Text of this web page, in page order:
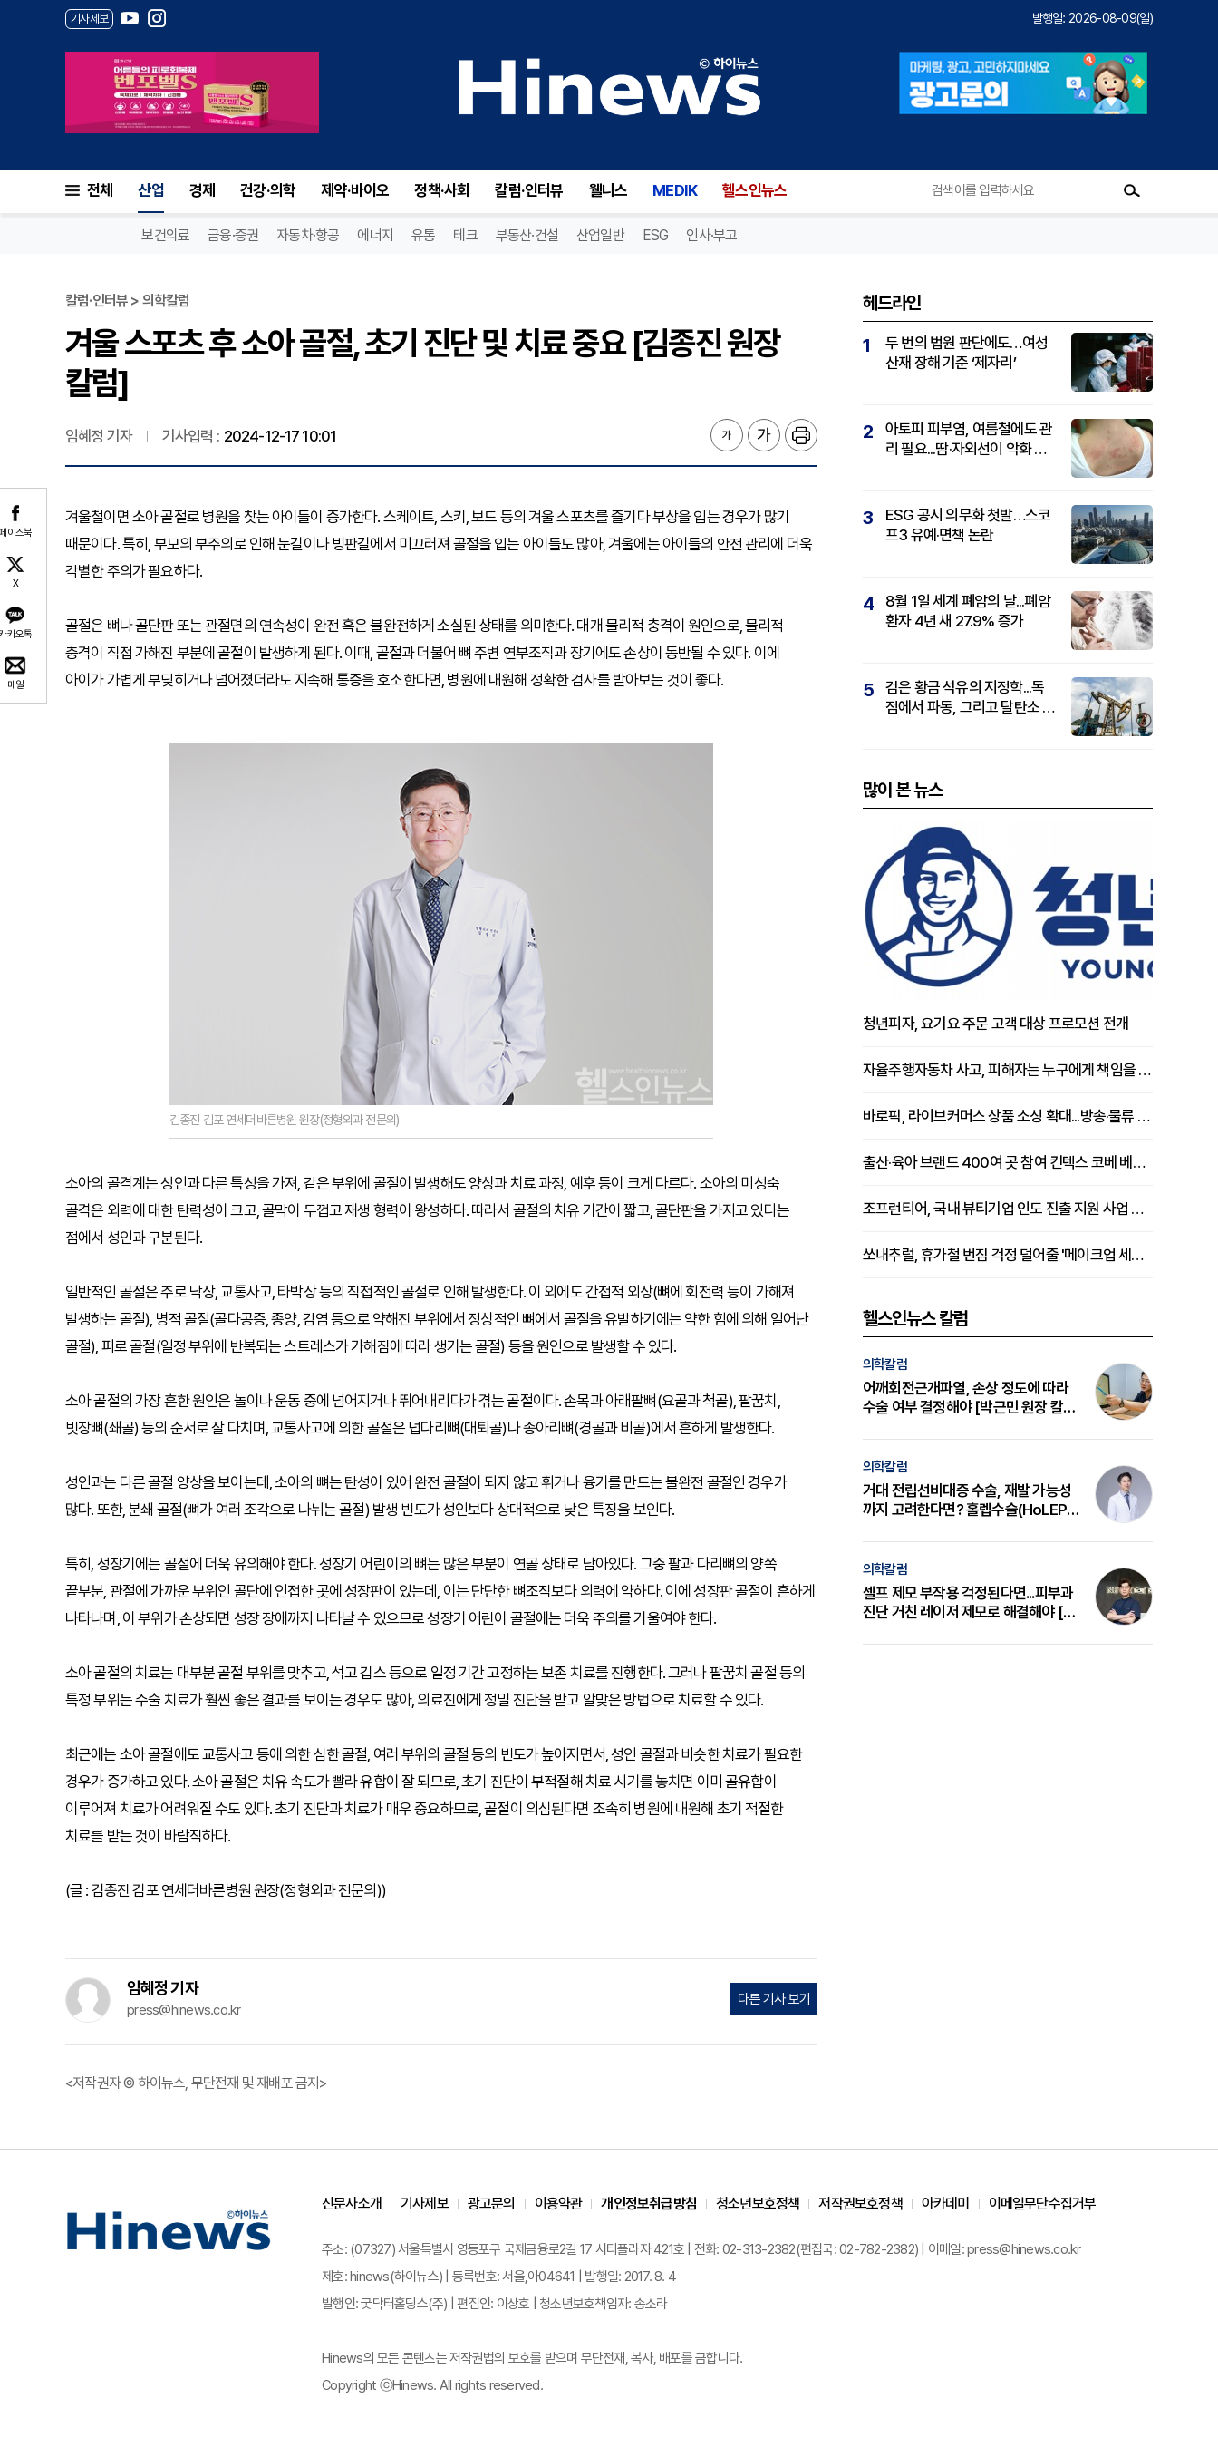
기사제보 발행일: 2026-08-09(일)
전체 산업 경제 건강·의학 제약·바이오 정책·사회 칼럼·인터뷰 웰니스 MEDIK 헬스인뉴스
보건의료 금융·증권 자동차·항공 에너지 유통 테크 부동산·건설 산업일반 ESG 인사·부고
이스북
X
카오톡
메일
칼럼·인터뷰 > 의학칼럼
겨울 스포츠 후 소아 골절, 초기 진단 및 치료 중요 [김종진 원장
칼럼]
임혜정 기자 기사입력 : 2024-12-17 10:01
겨울철이면 소아 골절로 병원을 찾는 아이들이 증가한다. 스케이트, 스키, 보드 등의 겨울 스포츠를 즐기다 부상을 입는 경우가 많기
때문이다. 특히, 부모의 부주의로 인해 눈길이나 빙판길에서 미끄러져 골절을 입는 아이들도 많아, 겨울에는 아이들의 안전 관리에 더욱
각별한 주의가 필요하다.
골절은 뼈나 골단판 또는 관절면의 연속성이 완전 혹은 불완전하게 소실된 상태를 의미한다. 대개 물리적 충격이 원인으로, 물리적
충격이 직접 가해진 부분에 골절이 발생하게 된다. 이때, 골절과 더불어 뼈 주변 연부조직과 장기에도 손상이 동반될 수 있다. 이에
아이가 가볍게 부딪히거나 넘어졌더라도 지속해 통증을 호소한다면, 병원에 내원해 정확한 검사를 받아보는 것이 좋다.
김종진 김포 연세더바른병원 원장(정형외과 전문의)
소아의 골격계는 성인과 다른 특성을 가져, 같은 부위에 골절이 발생해도 양상과 치료 과정, 예후 등이 크게 다르다. 소아의 미성숙
골격은 외력에 대한 탄력성이 크고, 골막이 두껍고 재생 형력이 왕성하다. 따라서 골절의 치유 기간이 짧고, 골단판을 가지고 있다는
점에서 성인과 구분된다.
일반적인 골절은 주로 낙상, 교통사고, 타박상 등의 직접적인 골절로 인해 발생한다. 이 외에도 간접적 외상(뼈에 회전력 등이 가해져
발생하는 골절), 병적 골절(골다공증, 종양, 감염 등으로 약해진 부위에서 정상적인 뼈에서 골절을 유발하기에는 약한 힘에 의해 일어난
골절), 피로 골절(일정 부위에 반복되는 스트레스가 가해짐에 따라 생기는 골절) 등을 원인으로 발생할 수 있다.
소아 골절의 가장 흔한 원인은 놀이나 운동 중에 넘어지거나 뛰어내리다가 겪는 골절이다. 손목과 아래팔뼈(요골과 척골), 팔꿈치,
빗장뼈(쇄골) 등의 순서로 잘 다치며, 교통사고에 의한 골절은 넙다리뼈(대퇴골)나 종아리뼈(경골과 비골)에서 흔하게 발생한다.
성인과는 다른 골절 양상을 보이는데, 소아의 뼈는 탄성이 있어 완전 골절이 되지 않고 휘거나 융기를 만드는 불완전 골절인 경우가
많다. 또한, 분쇄 골절(뼈가 여러 조각으로 나뉘는 골절) 발생 빈도가 성인보다 상대적으로 낮은 특징을 보인다.
특히, 성장기에는 골절에 더욱 유의해야 한다. 성장기 어린이의 뼈는 많은 부분이 연골 상태로 남아있다. 그중 팔과 다리뼈의 양쪽
끝부분, 관절에 가까운 부위인 골단에 인접한 곳에 성장판이 있는데, 이는 단단한 뼈조직보다 외력에 약하다. 이에 성장판 골절이 흔하게
나타나며, 이 부위가 손상되면 성장 장애까지 나타날 수 있으므로 성장기 어린이 골절에는 더욱 주의를 기울여야 한다.
소아 골절의 치료는 대부분 골절 부위를 맞추고, 석고 깁스 등으로 일정 기간 고정하는 보존 치료를 진행한다. 그러나 팔꿈치 골절 등의
특정 부위는 수술 치료가 훨씬 좋은 결과를 보이는 경우도 많아, 의료진에게 정밀 진단을 받고 알맞은 방법으로 치료할 수 있다.
최근에는 소아 골절에도 교통사고 등에 의한 심한 골절, 여러 부위의 골절 등의 빈도가 높아지면서, 성인 골절과 비슷한 치료가 필요한
경우가 증가하고 있다. 소아 골절은 치유 속도가 빨라 유합이 잘 되므로, 초기 진단이 부적절해 치료 시기를 놓치면 이미 골유합이
이루어져 치료가 어려워질 수도 있다. 초기 진단과 치료가 매우 중요하므로, 골절이 의심된다면 조속히 병원에 내원해 초기 적절한
치료를 받는 것이 바람직하다.
(글 : 김종진 김포 연세더바른병원 원장(정형외과 전문의))
임혜정 기자
press@hinews.co.kr
다른 기사 보기
<저작권자 © 하이뉴스, 무단전재 및 재배포 금지>
헤드라인
1
두 번의 법원 판단에도…여성
산재 장해 기준 ‘제자리’
2
아토피 피부염, 여름철에도 관
리 필요...땀·자외선이 악화 요
3
ESG 공시 의무화 첫발…스코
프3 유예·면책 논란
4
8월 1일 세계 폐암의 날...폐암
환자 4년 새 27.9% 증가
5
검은 황금 석유의 지정학...독
점에서 파동, 그리고 탈탄소 패
많이 본 뉴스
청년피자, 요기요 주문 고객 대상 프로모션 전개
자율주행자동차 사고, 피해자는 누구에게 책임을 물을 수 있을까
바로픽, 라이브커머스 상품 소싱 확대...방송·물류 원스톱 지원 강화
출산·육아 브랜드 400여 곳 참여 킨텍스 코베 베이비페어 개막
조프런티어, 국내 뷰티기업 인도 진출 지원 사업 추진
쏘내추럴, 휴가철 번짐 걱정 덜어줄 '메이크업 세팅 멀티 매직 실러' 제안
헬스인뉴스 칼럼
의학칼럼
어깨회전근개파열, 손상 정도에 따라
수술 여부 결정해야 [박근민 원장 칼
의학칼럼
거대 전립선비대증 수술, 재발 가능성
까지 고려한다면? 홀렙수술(HoLEP)
의학칼럼
셀프 제모 부작용 걱정된다면...피부과
진단 거친 레이저 제모로 해결해야 [변
신문사소개 기사제보 광고문의 이용약관 개인정보취급방침 청소년보호정책 저작권보호정책 아카데미 이메일무단수집거부
주소: (07327) 서울특별시 영등포구 국제금융로2길 17 시티플라자 421호 | 전화: 02-313-2382(편집국: 02-782-2382) | 이메일: press@hinews.co.kr
제호: hinews(하이뉴스) | 등록번호: 서울,아04641 | 발행일: 2017. 8. 4
발행인: 굿닥터홀딩스(주) | 편집인: 이상호 | 청소년보호책임자: 송소라
Hinews의 모든 콘텐츠는 저작권법의 보호를 받으며 무단전재, 복사, 배포를 금합니다.
Copyright ⓒHinews. All rights reserved.